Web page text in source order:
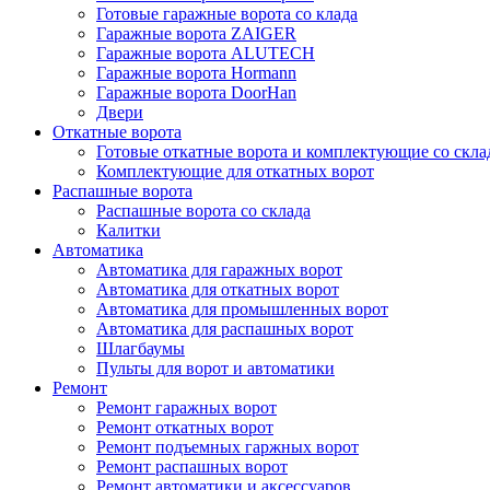
Готовые гаражные ворота со клада
Гаражные ворота ZAIGER
Гаражные ворота ALUTECH
Гаражные ворота Hormann
Гаражные ворота DoorHan
Двери
Откатные ворота
Готовые откатные ворота и комплектующие со
Комплектующие для откатных ворот
Распашные ворота
Распашные ворота со склада
Калитки
Автоматика
Автоматика для гаражных ворот
Автоматика для откатных ворот
Автоматика для промышленных ворот
Автоматика для распашных ворот
Шлагбаумы
Пульты для ворот и автоматики
Ремонт
Ремонт гаражных ворот
Ремонт откатных ворот
Ремонт подъемных гаржных ворот
Ремонт распашных ворот
Ремонт автоматики и аксессуаров